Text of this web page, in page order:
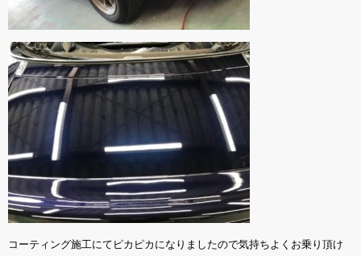
コーティング施工にてピカピカになりましたので気持ちよくお乗り頂け